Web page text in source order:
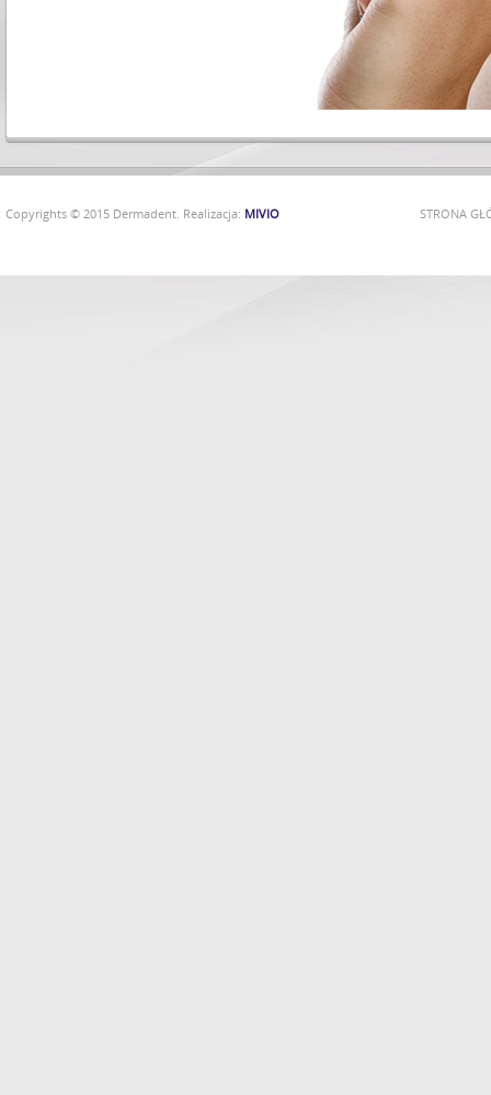
STRONA
Copyrights © 2015 Dermadent. Realizacja: MIVIO